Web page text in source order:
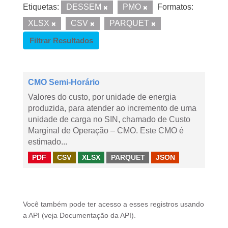
Etiquetas: DESSEM PMO
Formatos:
XLSX
CSV
PARQUET
Filtrar Resultados
CMO Semi-Horário
Valores do custo, por unidade de energia
produzida, para atender ao incremento de uma
unidade de carga no SIN, chamado de Custo
Marginal de Operação – CMO. Este CMO é
estimado...
PDF CSV XLSX PARQUET JSON
Você também pode ter acesso a esses registros usando
a API (veja Documentação da API ).